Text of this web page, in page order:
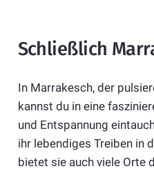
Schließlich
In Marrakesch, der
kannst du in eine
und Entspannung
ihr lebendiges Treiben in
bietet sie auch viele Orte